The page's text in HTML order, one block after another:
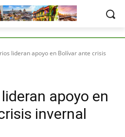
lideran apoyo en Bolívar ante crisis
apoyo en
invernal